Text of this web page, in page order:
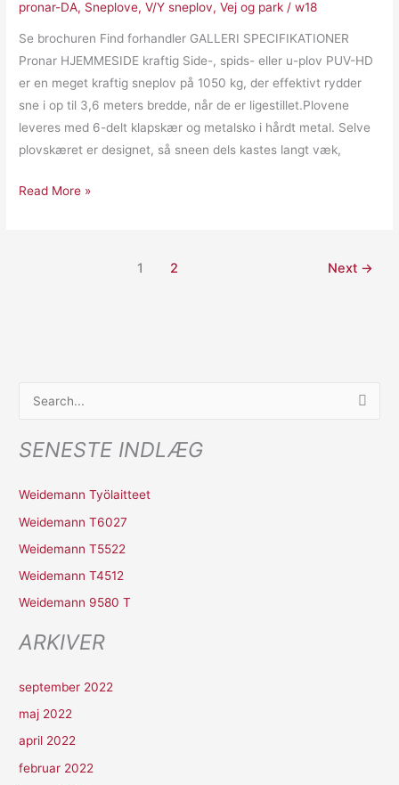
pronar-DA, Sneplove,V/Y sneplov,Vej og park /w18
Se brochuren Find forhandler GALLERI SPECIFIKATIONER
Pronar HJEMMESIDE kraftig Side-, spids- eller u-plov PUV-HD
er en meget kraftig sneplov på 1050 kg, der effektivt rydder
sne i op til 3,6 meters bredde, når de er ligestillet.Plovene
leveres med 6-delt klapskær og metalsko i hårdt metal. Selve
plovskæret er designet, så sneen dels kastes langt væk,
Read More »
1 2 Next →
g
f
t
e
r
:
SENESTE INDLÆG
Weidemann Työlaitteet
Weidemann T6027
Weidemann T5522
Weidemann T4512
Weidemann 9580 T
ARKIVER
september 2022
maj 2022
april 2022
februar 2022